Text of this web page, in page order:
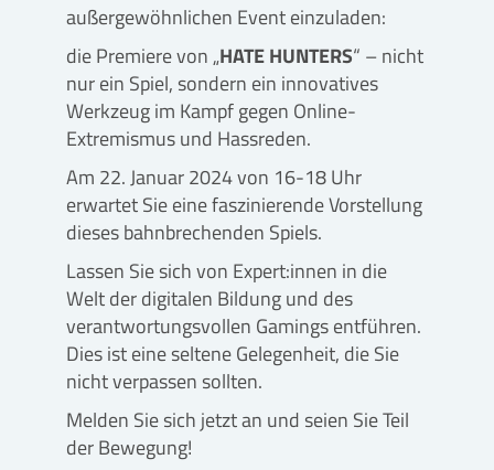
außergewöhnlichen Event einzuladen:
die Premiere von „HATE HUNTERS“ – nicht
nur ein Spiel, sondern ein innovatives
Werkzeug im Kampf gegen Online-
Extremismus und Hassreden.
Am 22. Januar2024 von 16-18 Uhr
erwartet Sie eine faszinierende Vorstellung
dieses bahnbrechenden Spiels.
Lassen Sie sich von Expert:innen in die
Welt der digitalen Bildung und des
verantwortungsvollen Gamings entführen.
Dies ist eine seltene Gelegenheit, die Sie
nicht verpassen sollten.
Melden Sie sich jetzt an und seien Sie Teil
der Bewegung!